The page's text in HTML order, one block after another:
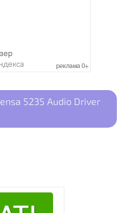
5235 Audio Driver